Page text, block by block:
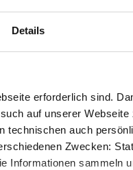
Details
erforderlich sind.
auf unserer
technischen auch
Zwecken:
Informationen sammeln
305 cm und schafft eine